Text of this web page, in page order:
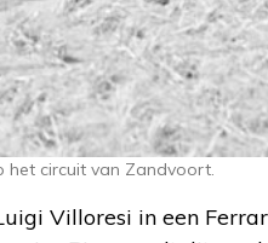
het circuit van Zandvoort.
Villoresi in een